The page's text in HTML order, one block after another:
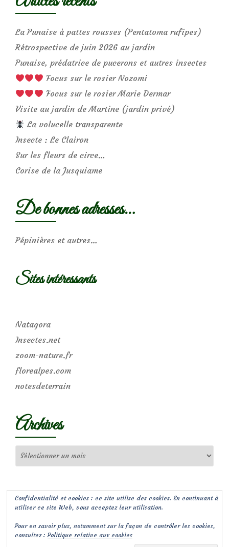
La Punaise à pattes rousses (Pentatoma rufipes)
Rétrospective de juin 2026 au jardin
Punaise, prédatrice de pucerons et autres insectes
Focus sur le rosier Nozomi
Focus sur le rosier Marie Dermar
Visite au jardin de Martine (jardin privé)
La volucelle transparente
Insecte : Le Clairon
Sur les fleurs de circe…
Corise de la Jusquiame
De bonnes adresses…
Pépinières et autres…
Sites intéressants
Natagora
Insectes.net
zoom-nature.fr
florealpes.com
notesdeterrain
Archives
Confidentialité et cookies : ce site utilise des cookies. En continuant à
utiliser ce site Web, vous acceptez leur utilisation.
Pour en savoir plus, notamment sur la façon de contrôler les cookies,
consultez :Politique relative aux cookies